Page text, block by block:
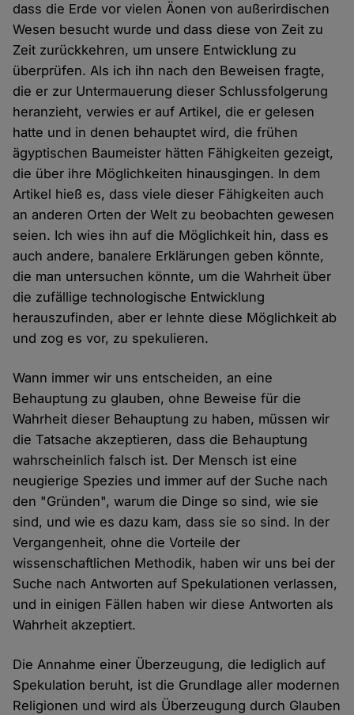
dass die Erde vor vielen Äonen von außerirdischen
Wesen besucht wurde und dass diese von Zeit zu
Zeit zurückkehren, um unsere Entwicklung zu
überprüfen. Als ich ihn nach den Beweisen fragte,
die er zur Untermauerung dieser Schlussfolgerung
heranzieht, verwies er auf Artikel, die er gelesen
hatte und in denen behauptet wird, die frühen
ägyptischen Baumeister hätten Fähigkeiten gezeigt,
die über ihre Möglichkeiten hinausgingen. In dem
Artikel hieß es, dass viele dieser Fähigkeiten auch
an anderen Orten der Welt zu beobachten gewesen
seien. Ich wies ihn auf die Möglichkeit hin, dass es
auch andere, banalere Erklärungen geben könnte,
die man untersuchen könnte, um die Wahrheit über
die zufällige technologische Entwicklung
herauszufinden, aber er lehnte diese Möglichkeit ab
und zog es vor, zu spekulieren.
Wann immer wir uns entscheiden, an eine
Behauptung zu glauben, ohne Beweise für die
Wahrheit dieser Behauptung zu haben, müssen wir
die Tatsache akzeptieren, dass die Behauptung
wahrscheinlich falsch ist. Der Mensch ist eine
neugierige Spezies und immer auf der Suche nach
den "Gründen", warum die Dinge so sind, wie sie
sind, und wie es dazu kam, dass sie so sind. In der
Vergangenheit, ohne die Vorteile der
wissenschaftlichen Methodik, haben wir uns bei der
Suche nach Antworten auf Spekulationen verlassen,
und in einigen Fällen haben wir diese Antworten als
Wahrheit akzeptiert.
Die Annahme einer Überzeugung, die lediglich auf
Spekulation beruht, ist die Grundlage aller modernen
Religionen und wird als Überzeugung durch Glauben